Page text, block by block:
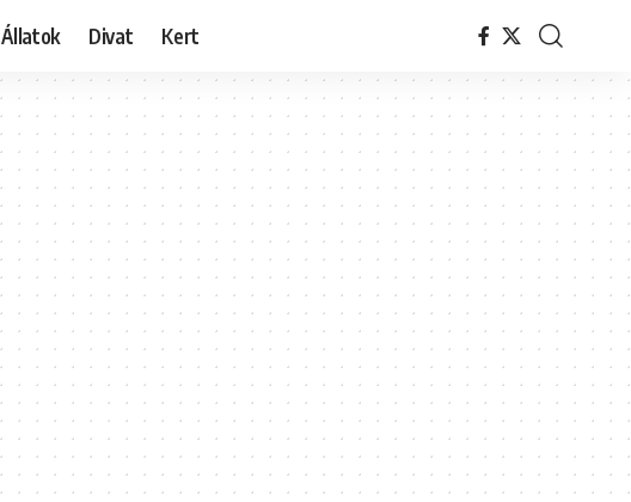
Állatok Divat Kert